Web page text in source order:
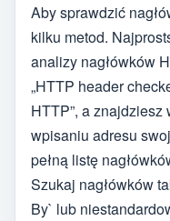
Aby sprawdzić
kilku metod.
analizy nagłówków
„HTTP header
HTTP”, a
wpisaniu adresu
pełną listę
Szukaj nagłówków
By` lub